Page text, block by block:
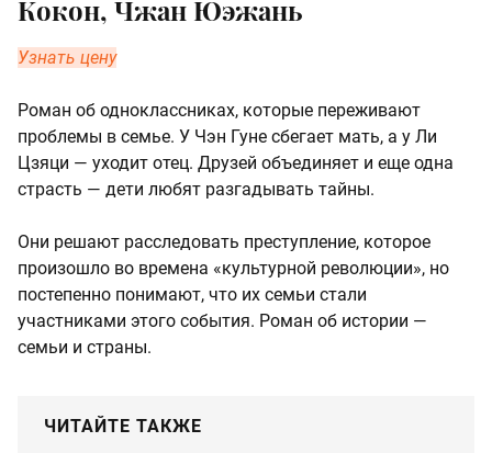
Кокон, Чжан Юэжань
Узнать цену
Роман об одноклассниках, которые переживают
проблемы в семье. У Чэн Гуне сбегает мать, а у Ли
Цзяци — уходит отец. Друзей объединяет и еще одна
страсть — дети любят разгадывать тайны.
Они решают расследовать преступление, которое
произошло во времена «культурной революции», но
постепенно понимают, что их семьи стали
участниками этого события. Роман об истории —
семьи и страны.
ЧИТАЙТЕ ТАКЖЕ